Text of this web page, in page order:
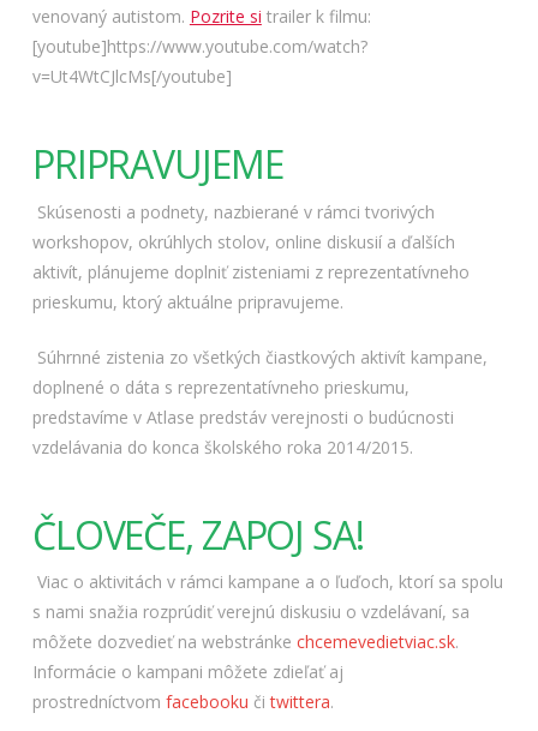
venovaný autistom. Pozrite si trailer k filmu:
[youtube]https://www.youtube.com/watch?
v=Ut4WtCJlcMs[/youtube]
PRIPRAVUJEME
Skúsenosti a podnety, nazbierané v rámci tvorivých
workshopov, okrúhlych stolov, online diskusií a ďalších
aktivít, plánujeme doplniť zisteniami z reprezentatívneho
prieskumu, ktorý aktuálne pripravujeme.
Súhrnné zistenia zo všetkých čiastkových aktivít kampane,
doplnené o dáta s reprezentatívneho prieskumu,
predstavíme v Atlase predstáv verejnosti o budúcnosti
vzdelávania do konca školského roka 2014/2015.
ČLOVEČE, ZAPOJ SA!
Viac o aktivitách v rámci kampane a o ľuďoch, ktorí sa spolu
s nami snažia rozprúdiť verejnú diskusiu o vzdelávaní, sa
môžete dozvedieť na webstránke chcemevedietviac.sk.
Informácie o kampani môžete zdieľať aj
prostredníctvom facebooku čitwittera.